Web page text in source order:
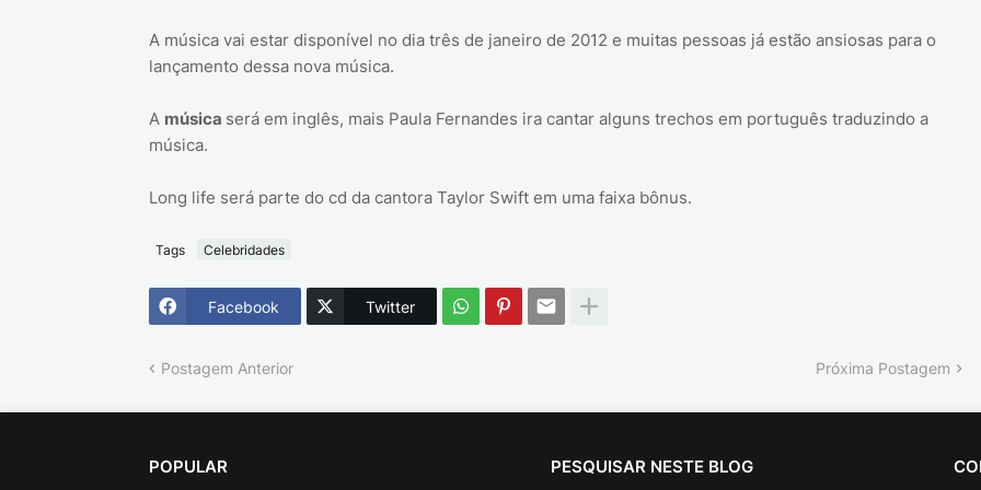
A música vai estar disponível no dia três de janeiro de 2012 e muitas pessoas já estão ansiosas para o
lançamento dessa nova música.
A música será em inglês, mais Paula Fernandes ira cantar alguns trechos em português traduzindo a
música.
Long life será parte do cd da cantora Taylor Swift em uma faixa bônus.
Tags Celebridades
Facebook Twitter
Postagem Anterior Próxima Postagem
POPULAR PESQUISAR NESTE BLOG